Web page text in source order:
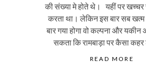
की संख्या मे होते थे। यहीं पर
करता था। लेकिन इस बार सब
बार गया होगा वो कल्पना और यकीन
सकता कि रामबाड़ा पर कैसा कहर
READ MORE